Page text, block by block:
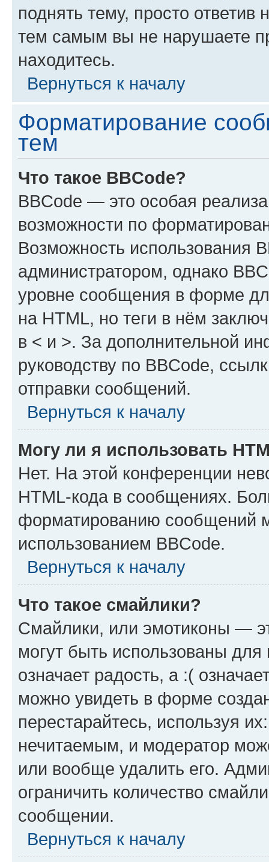
поднять тему, просто ответив
тем самым вы не нарушаете
находитесь.
Вернуться к началу
Форматирование
тем
Что такое BBCode?
BBCode — это особая
возможности по
Возможность использования
администратором, однако
уровне сообщения в форме
на HTML, но теги в нём
в < и >. За дополнительной
руководству по BBCode,
отправки сообщений.
Вернуться к началу
Могу ли я использовать
Нет. На этой конференции
HTML-кода в сообщениях.
форматированию сообщений
использованием BBCode.
Вернуться к началу
Что такое смайлики?
Смайлики, или эмотиконы —
могут быть использованы
означает радость, а :(
можно увидеть в форме
перестарайтесь, используя
нечитаемым, и модератор
или вообще удалить его.
ограничить количество
сообщении.
Вернуться к началу